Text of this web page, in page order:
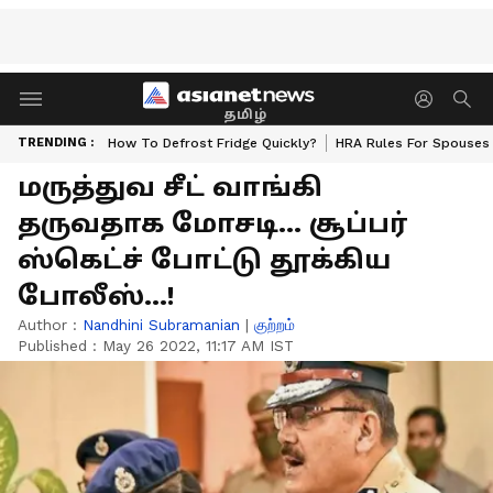
தமிழ்
TRENDING : How To Defrost Fridge Quickly? HRA Rules For Spouses
மருத்துவ சீட் வாங்கி
தருவதாக மோசடி... சூப்பர்
ஸ்கெட்ச் போட்டு தூக்கிய
போலீஸ்...!
Author : Nandhini Subramanian | குற்றம்
Published : May 26 2022, 11:17 AM IST